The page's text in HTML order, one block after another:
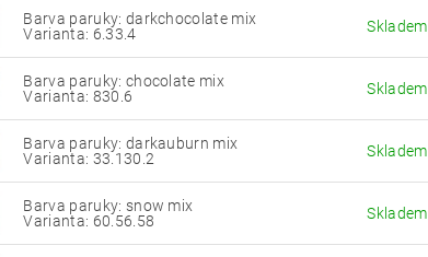
Barva paruky: darkchocolate mix
Varianta: 6.33.4
Skladem
Barva paruky: chocolate mix
Varianta: 830.6
Skladem
Barva paruky: darkauburn mix
Varianta: 33.130.2
Skladem
Barva paruky: snow mix
Varianta: 60.56.58
Skladem